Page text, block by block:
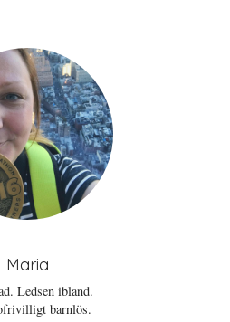
Maria
Ledsen ibland.
barnlös.